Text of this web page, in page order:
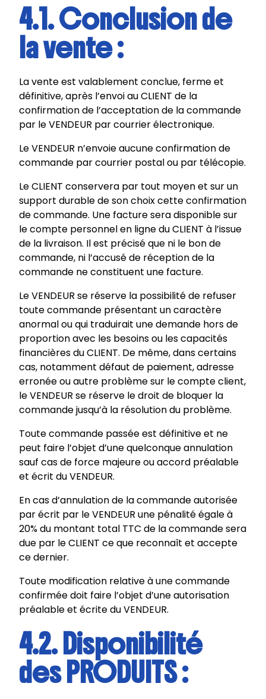
4.1. Conclusion de
la vente :
La vente est valablement conclue, ferme et
définitive, après l’envoi au CLIENT de la
confirmation de l’acceptation de la commande
par le VENDEUR par courrier électronique.
Le VENDEUR n’envoie aucune confirmation de
commande par courrier postal ou par télécopie.
Le CLIENT conservera par tout moyen et sur un
support durable de son choix cette confirmation
de commande. Une facture sera disponible sur
le compte personnel en ligne du CLIENT à l’issue
de la livraison. Il est précisé que ni le bon de
commande, ni l’accusé de réception de la
commande ne constituent une facture.
Le VENDEUR se réserve la possibilité de refuser
toute commande présentant un caractère
anormal ou qui traduirait une demande hors de
proportion avec les besoins ou les capacités
financières du CLIENT. De même, dans certains
cas, notamment défaut de paiement, adresse
erronée ou autre problème sur le compte client,
le VENDEUR se réserve le droit de bloquer la
commande jusqu’à la résolution du problème.
Toute commande passée est définitive et ne
peut faire l’objet d’une quelconque annulation
sauf cas de force majeure ou accord préalable
et écrit du VENDEUR.
En cas d’annulation de la commande autorisée
par écrit par le VENDEUR une pénalité égale à
20% du montant total TTC de la commande sera
due par le CLIENT ce que reconnaît et accepte
ce dernier.
Toute modification relative à une commande
confirmée doit faire l’objet d’une autorisation
préalable et écrite du VENDEUR.
4.2. Disponibilité
des PRODUITS :